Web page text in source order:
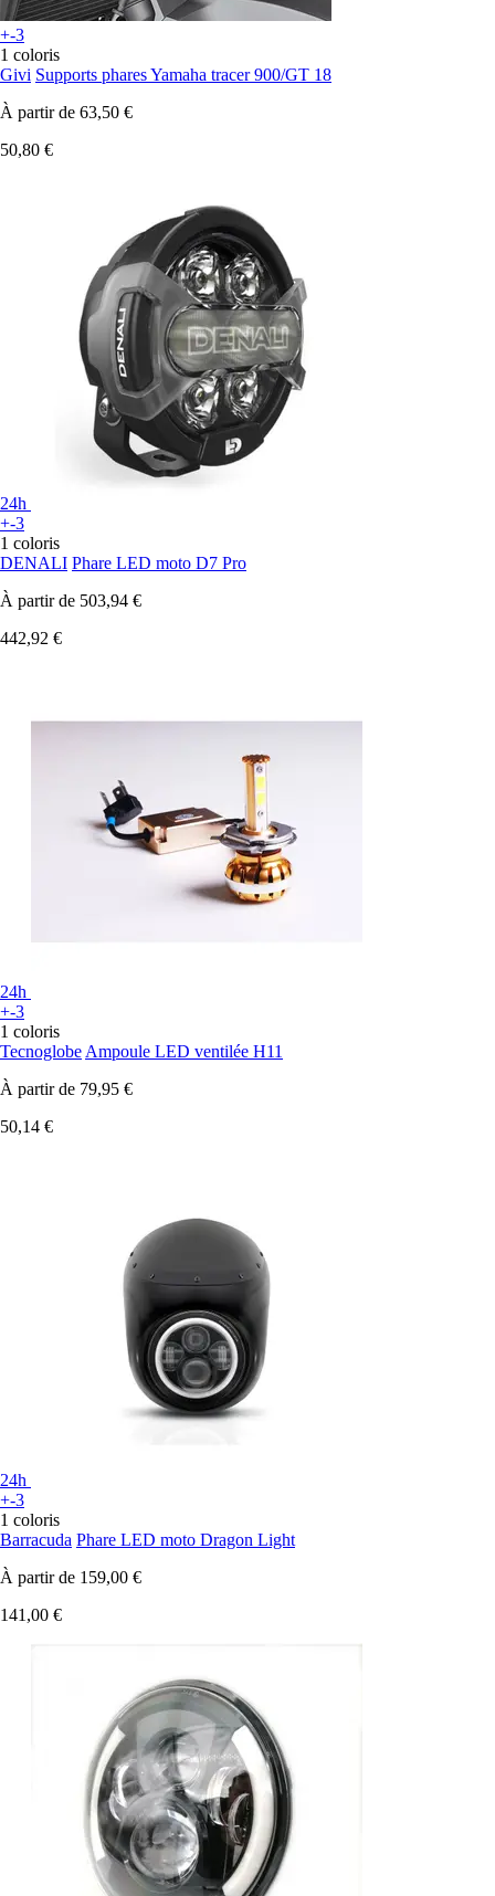
+-3
1 coloris
Givi Supports phares Yamaha tracer 900/GT 18
À partir de 63,50 €
50,80 €
24h
+-3
1 coloris
DENALI Phare LED moto D7 Pro
À partir de 503,94 €
442,92 €
24h
+-3
1 coloris
Tecnoglobe Ampoule LED ventilée H11
À partir de 79,95 €
50,14 €
24h
+-3
1 coloris
Barracuda Phare LED moto Dragon Light
À partir de 159,00 €
141,00 €